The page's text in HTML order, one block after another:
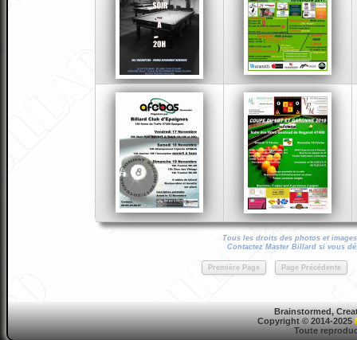
Tous les droits des photos et
Contactez Master Billard si vous
Première Page Page Précédente
Brainstormed,
Copyright © 2014-2025
Toute